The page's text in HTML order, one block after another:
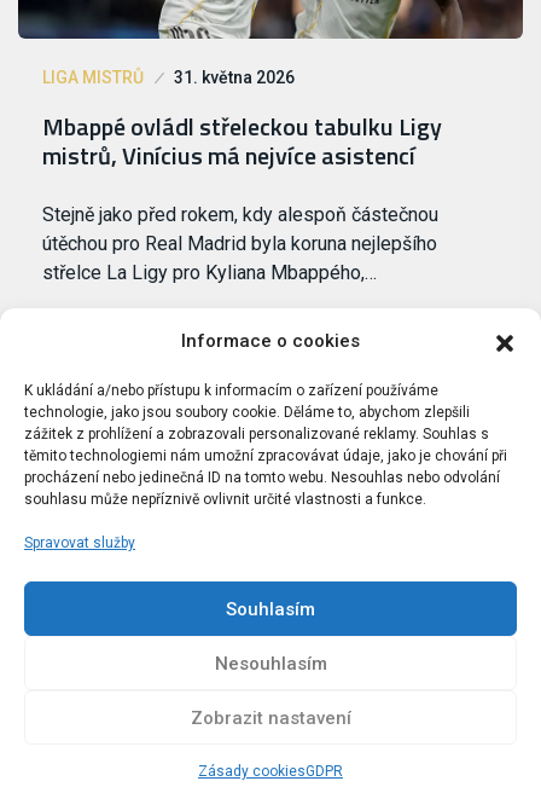
Informace o cookies
K ukládání a/nebo přístupu k informacím o zařízení používáme
technologie, jako jsou soubory cookie. Děláme to, abychom zlepšili
zážitek z prohlížení a zobrazovali personalizované reklamy. Souhlas s
těmito technologiemi nám umožní zpracovávat údaje, jako je chování při
procházení nebo jedinečná ID na tomto webu. Nesouhlas nebo odvolání
souhlasu může nepříznivě ovlivnit určité vlastnosti a funkce.
Spravovat služby
Souhlasím
Nesouhlasím
Zobrazit nastavení
Zásady cookiesGDPR
LIGA MISTRŮ 31. května 2026
Mbappé ovládl střeleckou tabulku Ligy
mistrů, Vinícius má nejvíce asistencí
Stejně jako před rokem, kdy alespoň částečnou
útěchou pro Real Madrid byla koruna nejlepšího
střelce La Ligy pro Kyliana Mbappého,…